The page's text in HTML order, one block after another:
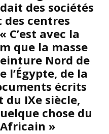
des sociétés
centres
C’est avec la
que la masse
Nord de
l’Égypte, de la
écrits
IXe siècle,
chose du
»